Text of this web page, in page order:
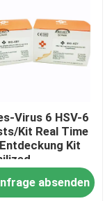
Virus 6 HSV-6
Kit Real Time
Kit
absenden